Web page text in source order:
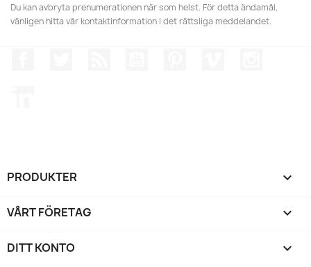
Du kan avbryta prenumerationen när som helst. För detta ändamål,
vänligen hitta vår kontaktinformation i det rättsliga meddelandet.
PRODUKTER 
VÅRT FÖRETAG 
DITT KONTO 